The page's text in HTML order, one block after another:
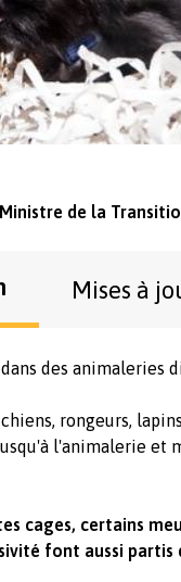
de la
Mises à
des animaleries
rongeurs,
l'animalerie et
cages, certains
font aussi